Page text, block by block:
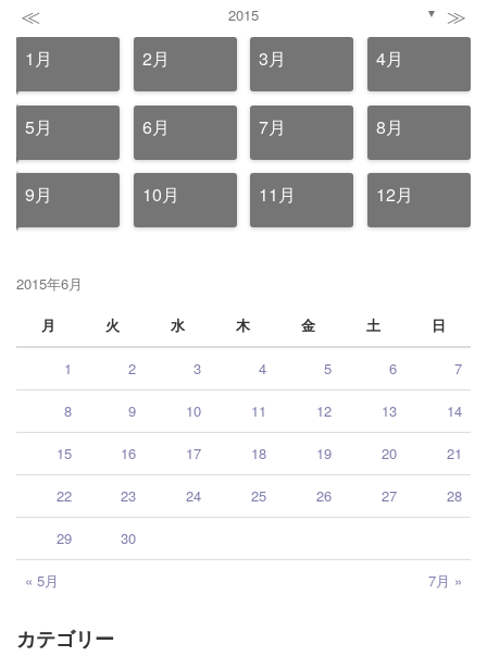
≪ 2015 ▼ ≫
1月 2月 3月 4月
5月 6月 7月 8月
9月 10月 11月 12月
2015年6月
月
火 水 木 金 土 日
« 5月 7月 »
1 2 3 4 5 6 7
8 9 10 11 12 13 14
15 16 17 18 19 20 21
22 23 24 25 26 27 28
29 30
カテゴリー